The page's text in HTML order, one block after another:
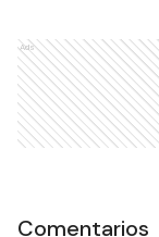
Ads
Comentarios